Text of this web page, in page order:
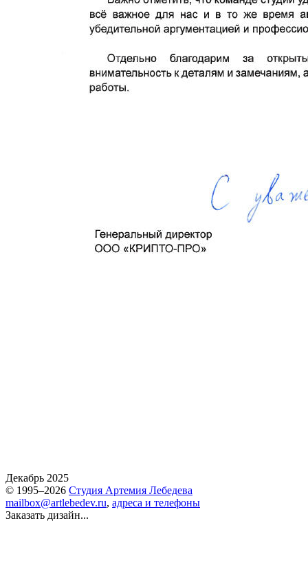
Декабрь 2025
© 1995–2026 Студия Артемия Лебедева
mailbox@artlebedev.ru, адреса и телефоны
Заказать дизайн...